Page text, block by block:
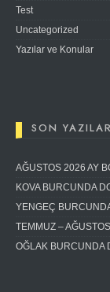
Test
Uncategorized
Yazılar ve Konular
SON YAZILAR
AĞUSTOS 2026 AY
KOVA BURCUNDA
YENGEÇ
TEMMUZ –
OĞLAK BURCUNDA